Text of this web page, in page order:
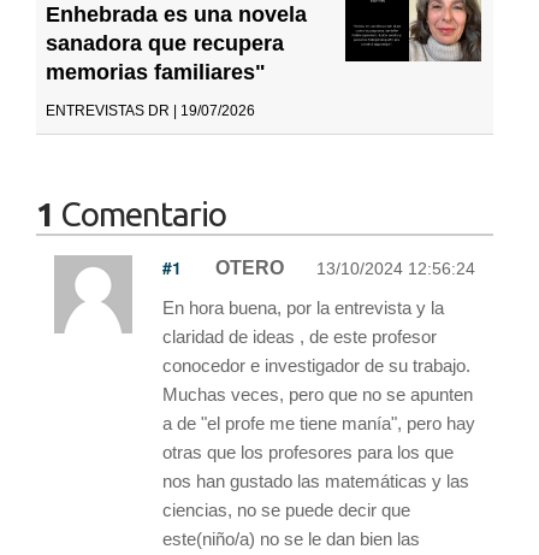
Enhebrada es una novela
sanadora que recupera
memorias familiares"
ENTREVISTAS DR | 19/07/2026
1 Comentario
#1 OTERO 13/10/2024 12:56:24
En hora buena, por la entrevista y la
claridad de ideas , de este profesor
conocedor e investigador de su trabajo.
Muchas veces, pero que no se apunten
a de "el profe me tiene manía", pero hay
otras que los profesores para los que
nos han gustado las matemáticas y las
ciencias, no se puede decir que
este(niño/a) no se le dan bien las